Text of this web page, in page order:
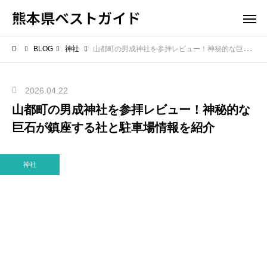
熊本県ベストガイド
BLOG 神社 山都町の男成神社を参拝レビュー！神秘的な巨石が鎮座する社と駐車場情報を紹介
2026.04.22
山都町の男成神社を参拝レビュー！神秘的な
巨石が鎮座する社と駐車場情報を紹介
神社